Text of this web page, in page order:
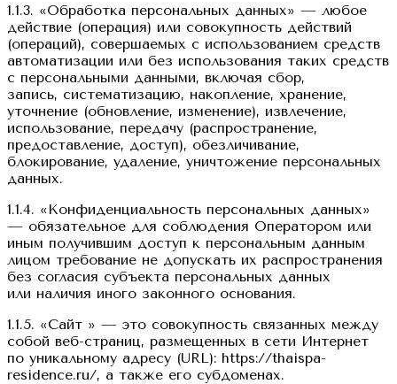
1.1.3. «Обработка персональных данных» — любое
действие (операция) или совокупность действий
(операций), совершаемых с использованием средств
автоматизации или без использования таких средств
с персональными данными, включая сбор,
запись, систематизацию, накопление, хранение,
уточнение (обновление, изменение), извлечение,
использование, передачу (распространение,
предоставление, доступ), обезличивание,
блокирование, удаление, уничтожение персональных
данных.
1.1.4. «Конфиденциальность персональных данных»
— обязательное для соблюдения Оператором или
иным получившим доступ к персональным данным
лицом требование не допускать их распространения
без согласия субъекта персональных данных
или наличия иного законного основания.
1.1.5. «Сайт » — это совокупность связанных между
собой веб-страниц, размещенных в сети Интернет
по уникальному адресу (URL): https://thaispa-
residence.ru/, а также его субдоменах.